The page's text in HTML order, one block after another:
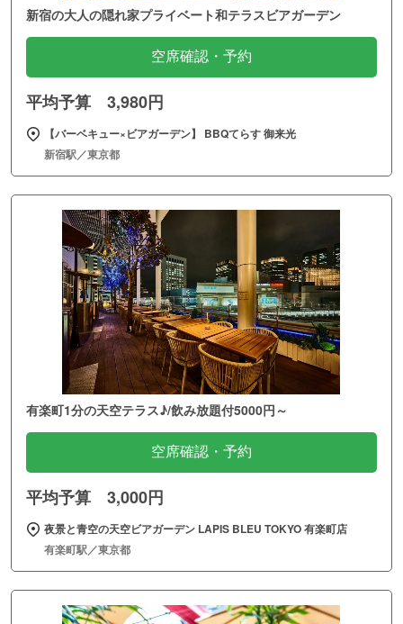
新宿の大人の隠れ家プライベート和テラスビアガーデン
空席確認・予約
平均予算 3,980円
【バーベキュー×ビアガーデン】 BBQてらす 御来光
新宿駅／東京都
有楽町1分の天空テラス♪/飲み放題付5000円～
空席確認・予約
平均予算 3,000円
夜景と青空の天空ビアガーデン LAPIS BLEU TOKYO 有楽町店
有楽町駅／東京都